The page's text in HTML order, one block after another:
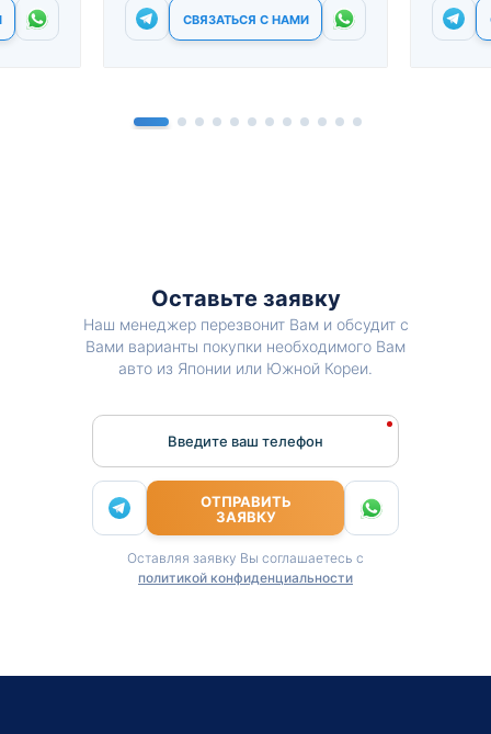
СВЯЗАТЬСЯ С НАМИ
Оставьте заявку
Наш менеджер перезвонит Вам и обсудит с
Вами варианты покупки необходимого Вам
авто из Японии или Южной Кореи.
Введите ваш телефон
ОТПРАВИТЬ
ЗАЯВКУ
Оставляя заявку Вы соглашаетесь с
политикой конфиденциальности